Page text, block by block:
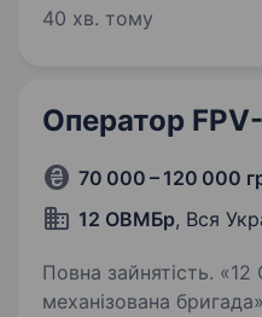
та мотивованих
40 хв. тому
Оператор
70 000 – 120 000
12 ОВМБр, Вся
Повна зайнятість. «12 Окрема важка
механізована